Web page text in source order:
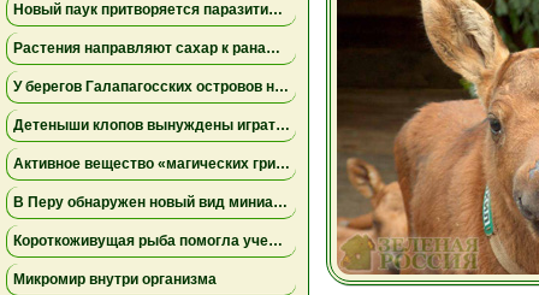
Новый паук притворяется паразитическим грибом
Растения направляют сахар к ранам, чтобы быстрее восстановиться
У берегов Галапагосских островов нашли крошечного синего осьминога нового вида
Детеныши клопов вынуждены играть в «рулетку», чтобы вовремя найти бактерий-партнеров для выживания
Активное вещество «магических грибов» сделало рыб менее агрессивными и менее активными
В Перу обнаружен новый вид миниатюрной сумчатой лягушки, вынашивающей потомство на спине
Короткоживущая рыба помогла ученым раскрыть тайны старения иммунитета
Микромир внутри организма